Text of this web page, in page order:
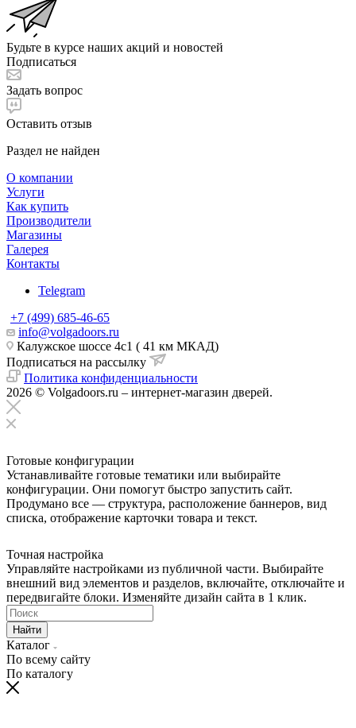
Будьте в курсе наших акций и новостей
Подписаться
Задать вопрос
Оставить отзыв
Раздел не найден
О компании
Услуги
Как купить
Производители
Магазины
Галерея
Контакты
Telegram
+7 (499) 685-46-65
info@volgadoors.ru
Калужское шоссе 4с1 ( 41 км МКАД)
Подписаться на рассылку
Политика конфиденциальности
2026 © Volgadoors.ru – интернет-магазин дверей.
Готовые конфигурации
Устанавливайте готовые тематики или выбирайте
конфигурации. Они помогут быстро запустить сайт.
Продумано все — структура, расположение баннеров, вид
списка, отображение карточки товара и текст.
Точная настройка
Управляйте настройками из публичной части. Выбирайте
внешний вид элементов и разделов, включайте, отключайте и
передвигайте блоки. Изменяйте дизайн сайта в 1 клик.
Найти
Каталог
По всему сайту
По каталогу